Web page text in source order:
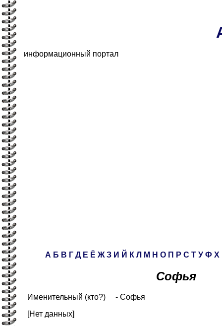
информационный портал
А Б В Г Д Е Ё Ж З И Й К Л М Н О П Р С Т У Ф Х
Софья
Именительный (кто?) - Софья
[Нет данных]